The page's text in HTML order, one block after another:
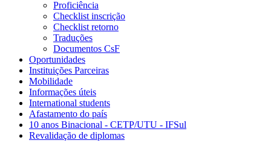
Proficiência
Checklist inscrição
Checklist retorno
Traduções
Documentos CsF
Oportunidades
Instituições Parceiras
Mobilidade
Informações úteis
International students
Afastamento do país
10 anos Binacional - CETP/UTU - IFSul
Revalidação de diplomas